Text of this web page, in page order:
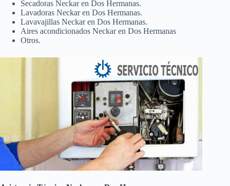
Secadoras Neckar en Dos Hermanas.
Lavadoras Neckar en Dos Hermanas.
Lavavajillas Neckar en Dos Hermanas.
Aires acondicionados Neckar en Dos Hermanas
Otros.